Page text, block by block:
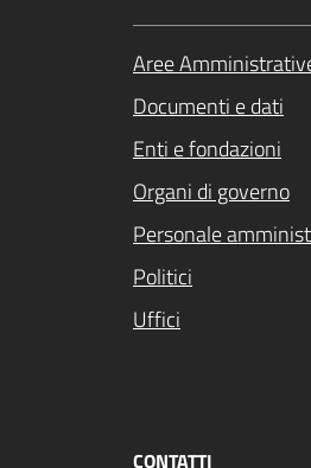
Aree
Documenti e dati
Enti e fondazioni
Organi di governo
Personale
Politici
Uffici
CONTATTI